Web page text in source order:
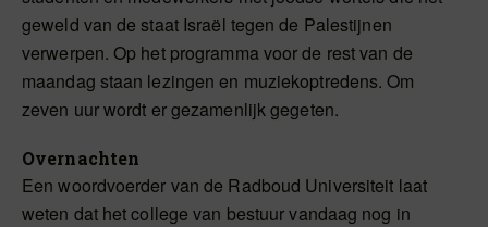
geweld van de staat Israël tegen de Palestijnen
verwerpen. Op het programma voor de rest van de
maandag staan lezingen en muziekoptredens. Om
zeven uur wordt er gezamenlijk gegeten.
Overnachten
Een woordvoerder van de Radboud Universiteit laat
weten dat het college van bestuur vandaag nog in